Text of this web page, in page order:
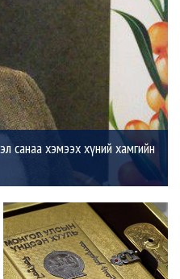
санаа хэмээх хүний хамгийн